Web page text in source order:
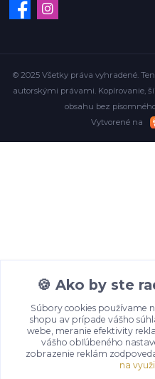
© 2025 Všetky práva vyhradené.
autorskými právami. Kopírovanie,
obsahu bez
Vytvorené na
🍪 Ako by ste
Súbory cookies používame
shopu av prípade vášho
webe, meranie efektivity
vášho obľúbeného
zobrazenie reklám
na